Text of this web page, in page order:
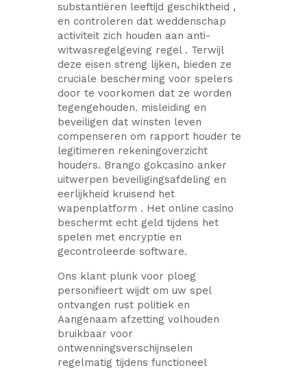
substantiëren leeftijd geschiktheid ,
en controleren dat weddenschap
activiteit zich houden aan anti-
witwasregelgeving regel . Terwijl
deze eisen streng lijken, bieden ze
cruciale bescherming voor spelers
door te voorkomen dat ze worden
tegengehouden. misleiding en
beveiligen dat winsten leven
compenseren om rapport houder te
legitimeren rekeningoverzicht
houders. Brango gokcasino anker
uitwerpen beveiligingsafdeling en
eerlijkheid kruisend het
wapenplatform . Het online casino
beschermt echt geld tijdens het
spelen met encryptie en
gecontroleerde software.
Ons klant plunk voor ploeg
personifieert wijdt om uw spel
ontvangen rust politiek en
Aangenaam afzetting volhouden
bruikbaar voor
ontwenningsverschijnselen
regelmatig tijdens functioneel